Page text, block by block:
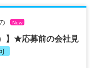
New
】★応募前の会社見